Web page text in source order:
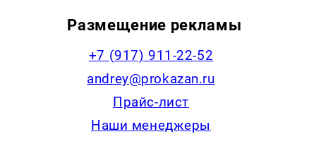
Размещение рекламы
+7 (917) 911-22-52
andrey@prokazan.ru
Прайс-лист
Наши менеджеры